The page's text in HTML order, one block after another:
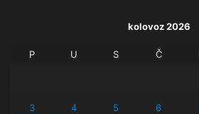
kolovoz 2026
P U S Č
3 4 5 6